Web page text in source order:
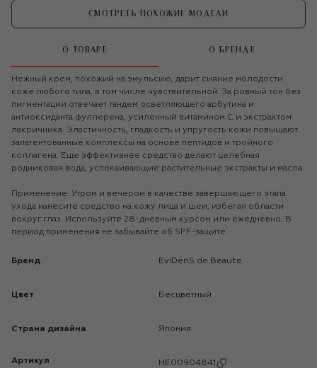
СМОТРЕТЬ ПОХОЖИЕ МОДЕЛИ
О ТОВАРЕ О БРЕНДЕ
Нежный крем, похожий на эмульсию, дарит сияние молодости
коже любого типа, в том числе чувствительной. За ровный тон без
пигментации отвечает тандем осветляющего арбутина и
антиоксиданта фуллерена, усиленный витамином С и экстрактом
лакричника. Эластичность, гладкость и упругость кожи повышают
запатентованные комплексы на основе пептидов и тройного
коллагена. Еще эффективнее средство делают целебная
родниковая вода, успокаивающие растительные экстракты и масла.
Применение: Утром и вечером в качестве завершающего этапа
ухода нанесите средство на кожу лица и шеи, избегая области
вокруг глаз. Используйте 28-дневным курсом или ежедневно. В
период применения не забывайте об SPF-защите.
Бренд EviDenS de Beaute
Цвет Бесцветный
Страна дизайна Япония
Артикул HE00904841